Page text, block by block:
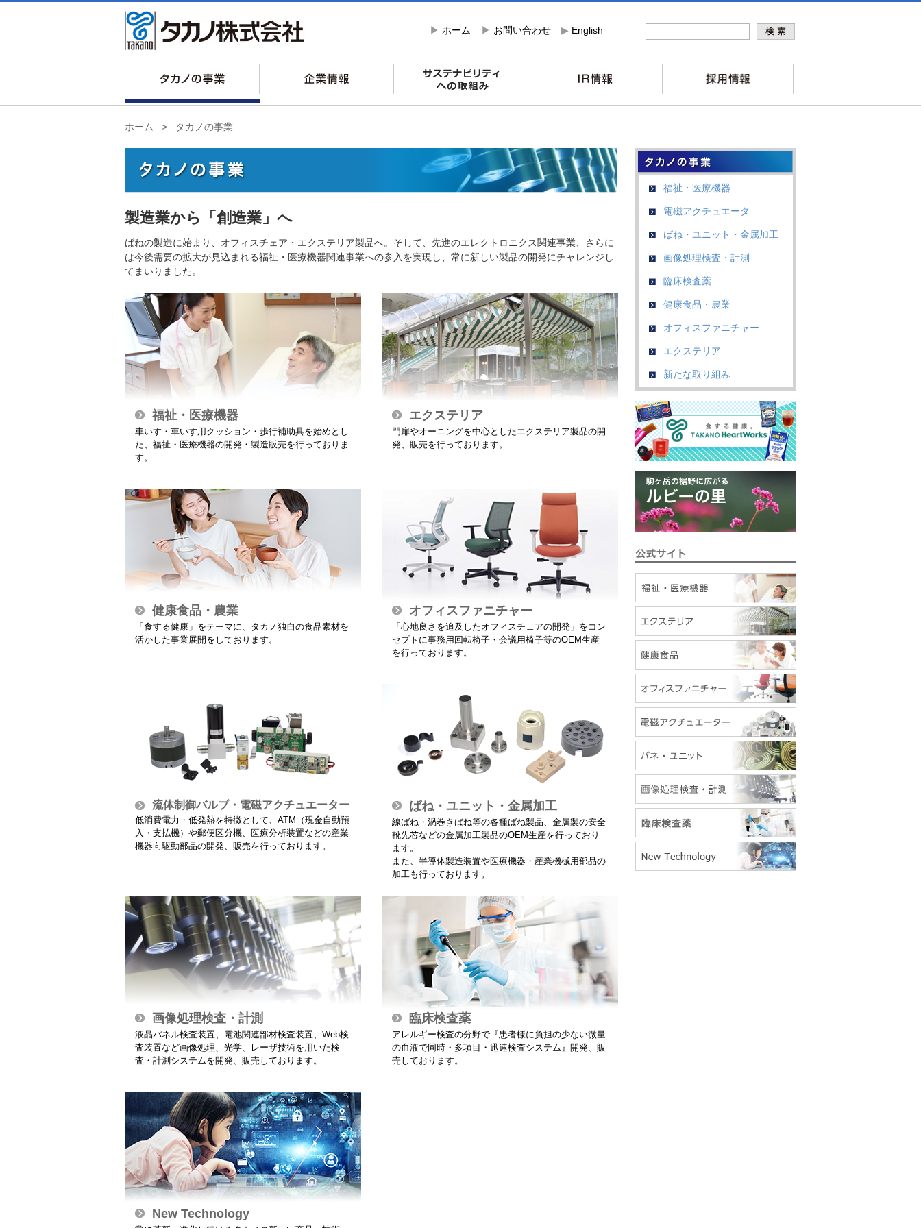
▶ ホーム ▶ お問い合わせ ▶ English
ホーム > タカノの事業
製造業から「創造業」へ
ばねの製造に始まり、オフィスチェア・エクステリア製品へ。そして、先進のエレクトロニクス関連事業、さらに
は今後需要の拡大が見込まれる福祉・医療機器関連事業への参入を実現し、常に新しい製品の開発にチャレンジし
てまいりました。
福祉・医療機器
車いす・車いす用クッション・歩行補助具を始めとし
た、福祉・医療機器の開発・製造販売を行っておりま
す。
エクステリア
門扉やオーニングを中心としたエクステリア製品の開
発、販売を行っております。
健康食品・農業
「食する健康」をテーマに、タカノ独自の食品素材を
活かした事業展開をしております。
オフィスファニチャー
「心地良さを追及したオフィスチェアの開発」をコン
セプトに事務用回転椅子・会議用椅子等のOEM生産
を行っております。
流体制御バルブ・電磁アクチュエーター
低消費電力・低発熱を特徴として、ATM（現金自動預
入・支払機）や郵便区分機、医療分析装置などの産業
機器向駆動部品の開発、販売を行っております。
ばね・ユニット・金属加工
線ばね・渦巻きばね等の各種ばね製品、金属製の安全
靴先芯などの金属加工製品のOEM生産を行っており
ます。
また、半導体製造装置や医療機器・産業機械用部品の
加工も行っております。
画像処理検査・計測
液晶パネル検査装置、電池関連部材検査装置、Web検
査装置など画像処理、光学、レーザ技術を用いた検
査・計測システムを開発、販売しております。
臨床検査薬
アレルギー検査の分野で『患者様に負担の少ない微量
の血液で同時・多項目・迅速検査システム』開発、販
売しております。
New Technology
福祉・医療機器
電磁アクチュエータ
ばね・ユニット・金属加工
画像処理検査・計測
臨床検査薬
健康食品・農業
オフィスファニチャー
エクステリア
新たな取り組み